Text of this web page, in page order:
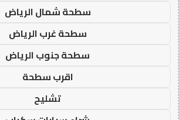
سطحة شمال الرياض
سطحة غرب الرياض
سطحة جنوب الرياض
اقرب سطحة
تشليح